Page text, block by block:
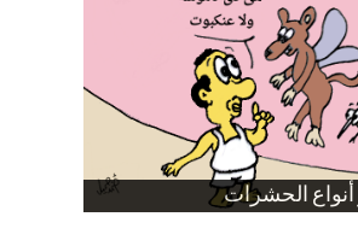
الحشرات
ارتفاع الأسعار
الطلاق في مصر